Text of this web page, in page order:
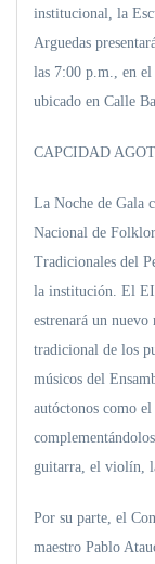
institucional, la
Arguedas
las 7:00 p.m., en
ubicado en Calle
CAPCIDAD
La Noche de Gala
Nacional de
Tradicionales del
la institución. El
estrenará un
tradicional de los
músicos del
autóctonos como
guitarra, el violín,
Por su parte, el
maestro Pablo